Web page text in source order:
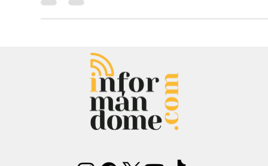
La procuradora por su parte, cuestionó la posibilidad de